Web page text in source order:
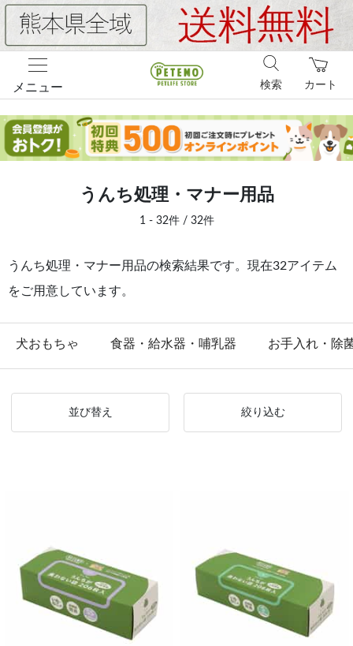
メニュー カート
検索
うんち処理・マナー用品
1 - 32件 / 32件
うんち処理・マナー用品の検索結果です。現在32アイテム
をご用意しています。
犬おもちゃ 食器・給水器・哺乳器 お手入れ・除
並び替え 絞り込む